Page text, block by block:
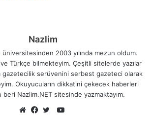
Nazlim
2003 yılında mezun oldum.
Türkçe bilmekteyim. Çeşitli sitelerde yazılar
gazetecilik serüvenini serbest gazeteci olarak
Okuyucuların dikkatini çekecek haberleri
beri Nazlim.NET sitesinde yazmaktayım.
YouTube